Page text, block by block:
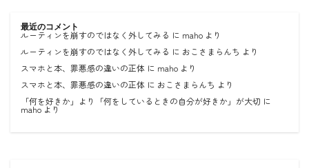
最近のコメント
ルーティンを崩すのではなく外してみる に maho より
ルーティンを崩すのではなく外してみる に おこさまらんち より
スマホと本、罪悪感の違いの正体 に maho より
スマホと本、罪悪感の違いの正体 に おこさまらんち より
「何を好きか」より「何をしているときの自分が好きか」が大切 に
mahoより